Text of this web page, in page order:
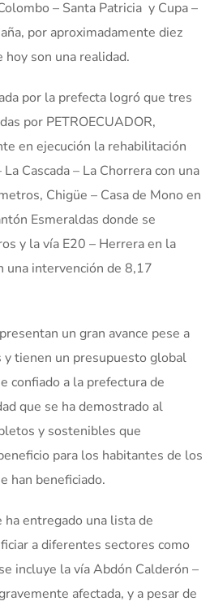
– Santa Patricia y Cupa –
por aproximadamente diez
son una realidad.
por la prefecta logró que tres
por PETROECUADOR,
en ejecución la rehabilitación
Cascada – La Chorrera con una
Chigüe – Casa de Mono en
Esmeraldas donde se
y la vía E20 – Herrera en la
una intervención de 8,17
un gran avance pese a
y tienen un presupuesto global
confiado a la prefectura de
que se ha demostrado al
y sostenibles que
para los habitantes de los
han beneficiado.
ha entregado una lista de
a diferentes sectores como
incluye la vía Abdón Calderón –
afectada, y a pesar de